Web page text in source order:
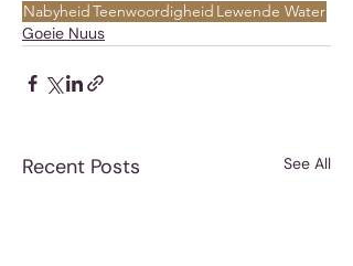
NabyheidTeenwoordigheid Lewende Water
Goeie Nuus
Recent Posts See All